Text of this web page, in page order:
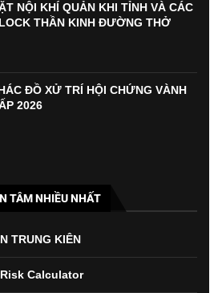
NỘI KHÍ QUẢN KHI TỈNH VÀ CÁC
THẦN KINH ĐƯỜNG THỞ
ĐỒ XỬ TRÍ HỘI CHỨNG VÀNH
2026
TÂM NHIỀU NHẤT
TRUNG KIÊN
Calculator